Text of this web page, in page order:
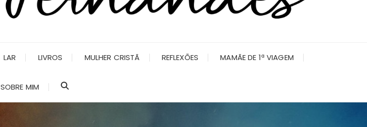
LAR LIVROS MULHER CRISTÃ REFLEXÕES MAMÃE DE 1ª VIAGEM
SOBRE MIM